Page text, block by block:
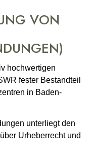
VON
hochwertigen
fester Bestandteil
in Baden-
unterliegt den
Urheberrecht und